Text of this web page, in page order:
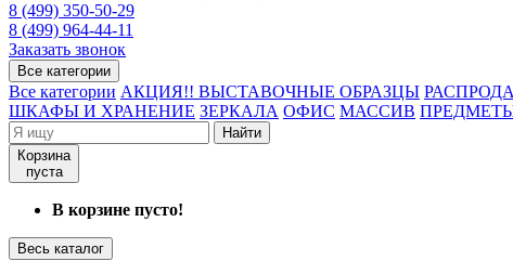
8 (499) 350-50-29
8 (499) 964-44-11
Заказать звонок
Все категории
Все категории АКЦИЯ!! ВЫСТАВОЧНЫЕ ОБРАЗЦЫ
ШКАФЫ И ХРАНЕНИЕ ЗЕРКАЛА ОФИС МАССИВ
Найти
Корзина
пуста
В корзине пусто!
Весь каталог